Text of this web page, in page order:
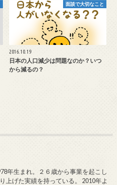
面談で大切なこと
2016.10.19
日本の人口減少は問題なのか？いつ
から減るの？
年生まれ。２６歳から事業を起こし
上げた実績を持っている。 2010年よ